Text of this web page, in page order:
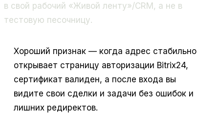
в свой рабочий «Живой ленту»/CRM, а не в
тестовую песочницу.
Хороший признак — когда адрес стабильно
открывает страницу авторизации Bitrix24,
сертификат валиден, а после входа вы
видите свои сделки и задачи без ошибок и
лишних редиректов.